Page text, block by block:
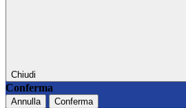
Chiudi
Conferma
Annulla Conferma